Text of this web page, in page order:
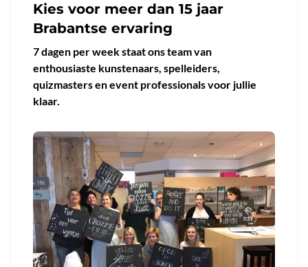
Kies voor meer dan 15 jaar
Brabantse ervaring
7 dagen per week staat ons team van
enthousiaste kunstenaars, spelleiders,
quizmasters en event professionals voor jullie
klaar.